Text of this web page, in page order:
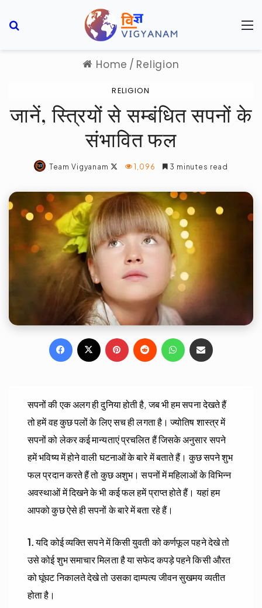
Home / Religion
RELIGION
जानें, स्त्रियों से सम्बंधित सपनों के
संभावित फल
Team Vigyanam
Follow
X
1,096 3 minutes read
Facebook Pinterest
Reddit WhatsApp
सपनों की एक अलग ही दुनिया होती है, जब भी हम सपना देखते हैं
तो हमें वह कुछ पलों के लिए सच ही लगता है। ज्योतिष शास्त्र में
सपनों को लेकर कई मान्यताएं प्रचलित हैं जिसके अनुसार सपने
हमें भविष्य में होने वाली घटनाओं के बारे में बताते हैं। कुछ सपने शुभ
फल प्रदान करते हैं तो कुछ अशुभ। सपनों में महिलाओं के विभिन्न
अवस्थाओं में दिखने के भी कई फल हमें प्राप्त होते हैं। यहां हम
आपको कुछ ऐसे ही सपनों के बारे में बता रहे हैं।
1.यदि कोई व्यक्ति सपने में किसी युवती को कर्णफूल पहने देखे तो
उसे कोई शुभ समाचार मिलता है या सफेद कपड़े पहने किसी औरत
को घूंघट निकालते देखे तो उसका दाम्पत्य जीवन सुखमय व्यतीत
होता है।